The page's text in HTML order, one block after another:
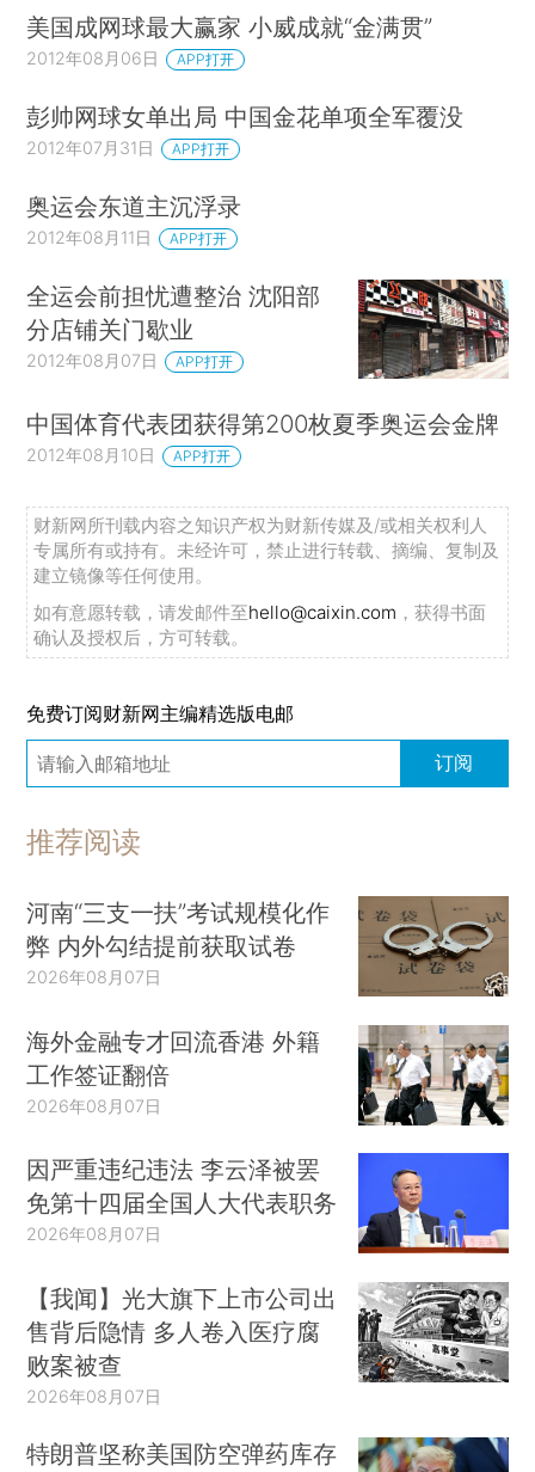
美国成网球最大赢家 小威成就“金满贯”
2012年08月06日 APP打开
彭帅网球女单出局 中国金花单项全军覆没
2012年07月31日 APP打开
奥运会东道主沉浮录
2012年08月11日 APP打开
全运会前担忧遭整治 沈阳部
分店铺关门歇业
2012年08月07日 APP打开
中国体育代表团获得第200枚夏季奥运会金牌
2012年08月10日 APP打开
财新网所刊载内容之知识产权为财新传媒及/或相关权利人
专属所有或持有。未经许可，禁止进行转载、摘编、复制及
建立镜像等任何使用。
如有意愿转载，请发邮件至hello@caixin.com ，获得书面
确认及授权后，方可转载。
免费订阅财新网主编精选版电邮
订阅
推荐阅读
河南“三支一扶”考试规模化作
弊 内外勾结提前获取试卷
2026年08月07日
海外金融专才回流香港 外籍
工作签证翻倍
2026年08月07日
因严重违纪违法 李云泽被罢
免第十四届全国人大代表职务
2026年08月07日
【我闻】光大旗下上市公司出
售背后隐情 多人卷入医疗腐
败案被查
2026年08月07日
特朗普坚称美国防空弹药库存